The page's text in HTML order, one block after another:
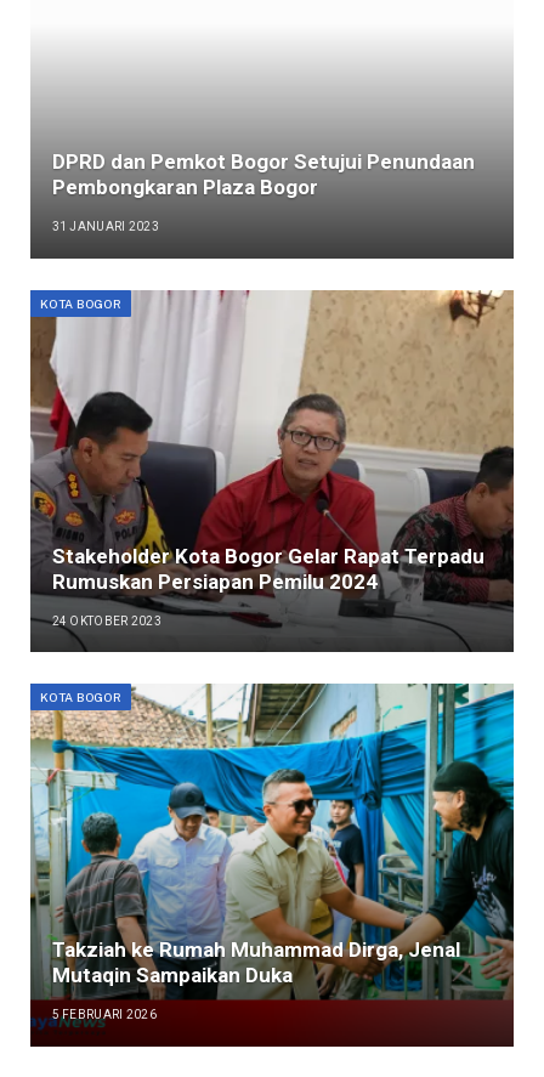
DPRD dan Pemkot Bogor Setujui Penundaan
Pembongkaran Plaza Bogor
31 JANUARI 2023
KOTA BOGOR
Stakeholder Kota Bogor Gelar Rapat Terpadu
Rumuskan Persiapan Pemilu 2024
24 OKTOBER 2023
KOTA BOGOR
Takziah ke Rumah Muhammad Dirga, Jenal
Mutaqin Sampaikan Duka
5 FEBRUARI 2026